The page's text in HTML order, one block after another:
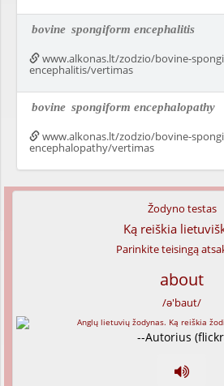
bovine spongiform encephalitis
www.alkonas.lt/zodzio/bovine-
encephalitis/vertimas
bovine spongiform encephalopathy
www.alkonas.lt/zodzio/bovine-
encephalopathy/vertimas
Žodyno testas
Ką reiškia
Parinkite teisingą
about
/ə'baut/
--Autorius